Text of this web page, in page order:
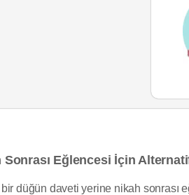
Sonrası Eğlencesi İçin
düğün daveti yerine nikah sonrası